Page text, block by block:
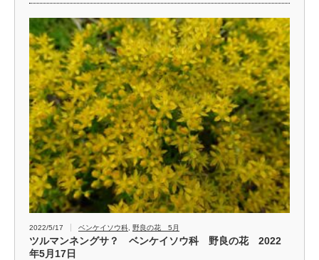
2022/5/17 ベンケイソウ科 野良の花 5月
ツルマンネングサ？ ベンケイソウ科 野良の花 2022
年5月17日